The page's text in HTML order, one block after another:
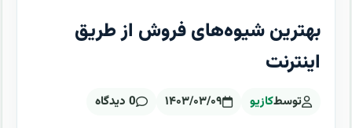
بهترین شیوه‌های فروش از طریق
اینترنت
توسطکازیو ۱۴۰۳/۰۳/۰۹ 0 دیدگاه